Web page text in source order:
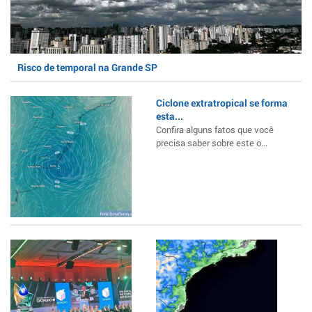
Risco de temporal na Grande SP
Ciclone extratropical se forma
esta...
Confira alguns fatos que você
precisa saber sobre este o...